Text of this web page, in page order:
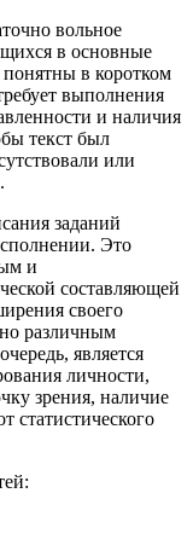
вольное
в основные
понятны в коротком
выполнения
и наличия
текст был
или
заданий
Это
и
составляющей
своего
различным
является
личности,
зрения, наличие
статистического